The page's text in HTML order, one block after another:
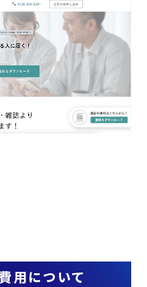
用について